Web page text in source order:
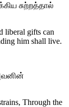
சுற்றத்தால்
liberal gifts can
him shall live.
Through the